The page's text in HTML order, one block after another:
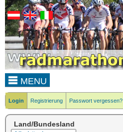
MENU
Login Registrierung Passwort vergessen?
Land/Bundesland